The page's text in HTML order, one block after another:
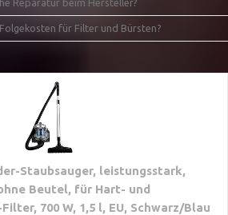
Reparatur beim Hersteller?
für Filter und Bürsten?
Staubsauger, leistungsstark,
Beutel, für Hart- und
700 W, 1,5 l, EU, Schwarz/Blau